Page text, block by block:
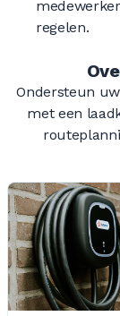
regelen.
Ondersteun
met een